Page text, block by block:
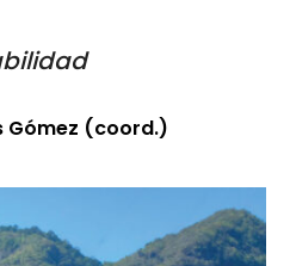
Gómez (coord.)